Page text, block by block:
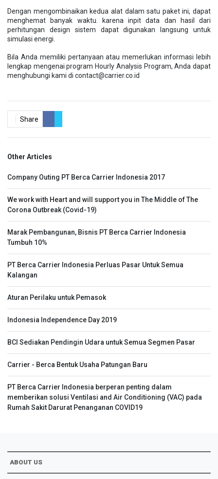
Dengan mengombinaikan kedua alat dalam satu paket ini, dapat
menghemat banyak waktu. karena inpit data dan hasil dari
perhitungan design sistem dapat digunakan langsung untuk
simulasi energi.
Bila Anda memiliki pertanyaan atau memerlukan informasi lebih
lengkap mengenai program Hourly Analysis Program, Anda dapat
menghubungi kami di contact@carrier.co.id
Share
Other Articles
Company Outing PT Berca Carrier Indonesia 2017
We work with Heart and will support you in The Middle of The
Corona Outbreak (Covid-19)
Marak Pembangunan, Bisnis PT Berca Carrier Indonesia
Tumbuh 10%
PT Berca Carrier Indonesia Perluas Pasar Untuk Semua
Kalangan
Aturan Perilaku untuk Pemasok
Indonesia Independence Day 2019
BCI Sediakan Pendingin Udara untuk Semua Segmen Pasar
Carrier - Berca Bentuk Usaha Patungan Baru
PT Berca Carrier Indonesia berperan penting dalam
memberikan solusi Ventilasi and Air Conditioning (VAC) pada
Rumah Sakit Darurat Penanganan COVID19
ABOUT US